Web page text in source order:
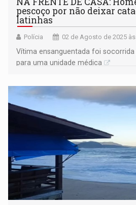
pescoço por não deixar
latinhas
Polícia 02 de Agosto de 2025
Vítima ensanguentada foi socorrida
para uma unidade médica